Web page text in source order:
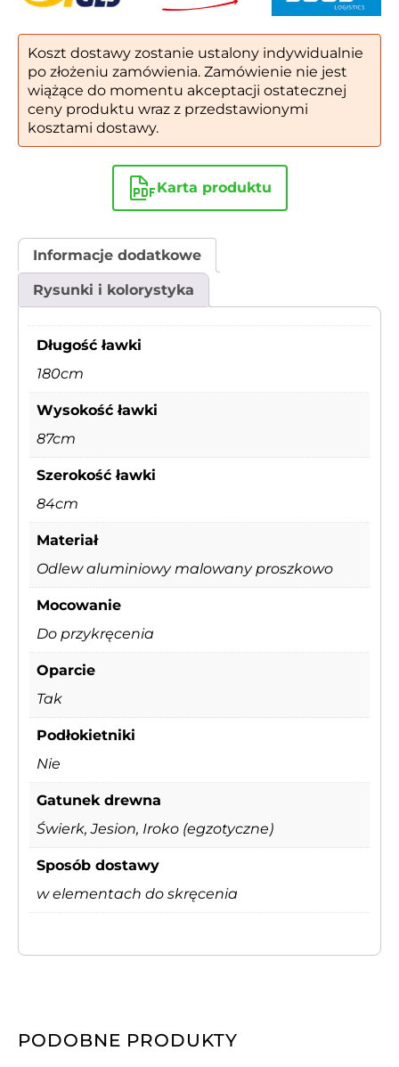
Koszt dostawy zostanie ustalony indywidualnie
po złożeniu zamówienia. Zamówienie nie jest
wiążące do momentu akceptacji ostatecznej
ceny produktu wraz z przedstawionymi
kosztami dostawy.
Karta produktu
Informacje dodatkowe
Rysunki i kolorystyka
Długość ławki
180cm
Wysokość ławki
87cm
Szerokość ławki
84cm
Materiał
Odlew aluminiowy malowany proszkowo
Mocowanie
Do przykręcenia
Oparcie
Tak
Podłokietniki
Nie
Gatunek drewna
Świerk, Jesion, Iroko (egzotyczne)
Sposób dostawy
w elementach do skręcenia
PODOBNE PRODUKTY